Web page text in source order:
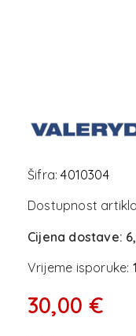
Šifra:4010304
Dostupnost
Cijena dostave:
Vrijeme isporuke:
30,00 €